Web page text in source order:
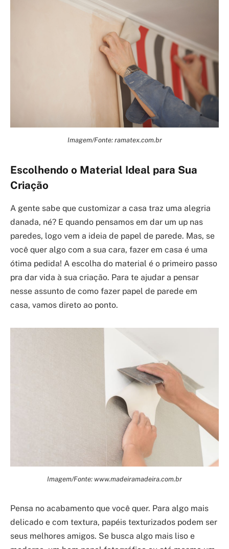
Imagem/Fonte: ramatex.com.br
Escolhendo o Material Ideal para Sua
Criação
A gente sabe que customizar a casa traz uma alegria
danada, né? E quando pensamos em dar um up nas
paredes, logo vem a ideia de papel de parede. Mas, se
você quer algo com a sua cara, fazer em casa é uma
ótima pedida! A escolha do material é o primeiro passo
pra dar vida à sua criação. Para te ajudar a pensar
nesse assunto de como fazer papel de parede em
casa, vamos direto ao ponto.
Imagem/Fonte: www.madeiramadeira.com.br
Pensa no acabamento que você quer. Para algo mais
delicado e com textura, papéis texturizados podem ser
seus melhores amigos. Se busca algo mais liso e